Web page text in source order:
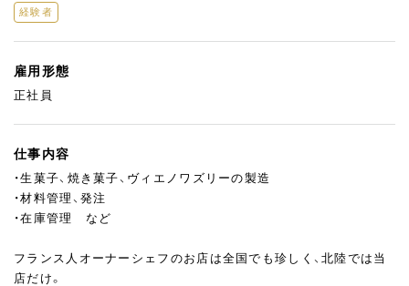
経験者
雇用形態
正社員
仕事内容
・生菓子、焼き菓子、ヴィエノワズリーの製造
・材料管理、発注
・在庫管理 など
フランス人オーナーシェフのお店は全国でも珍しく、北陸では当
店だけ。